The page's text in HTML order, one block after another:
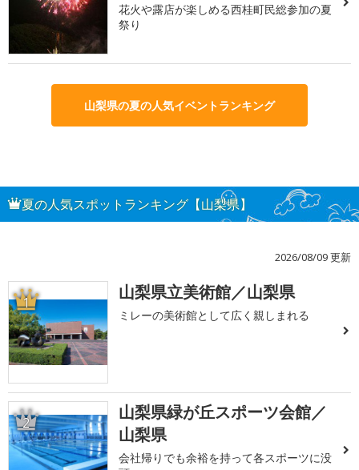
花火や露店が楽しめる西桂町民総参加の夏
祭り
山梨県の夏の人気イベントランキング
夏の人気スポットランキング【山梨県】
2026/08/09 更新
1 山梨県立美術館／山梨県
ミレーの美術館として広く親しまれる
2
山梨県緑が丘スポーツ会館／
山梨県
会社帰りでも余裕を持って各スポーツに没